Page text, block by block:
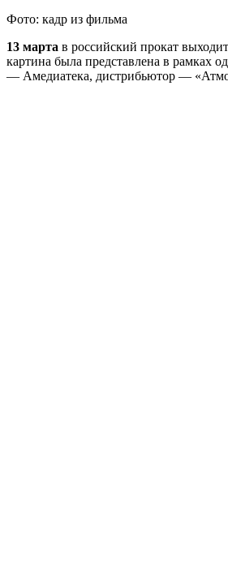
Фото: кадр из фильма
13 марта в российский прокат
картина была представлена в рамках
— Амедиатека, дистрибьютор —